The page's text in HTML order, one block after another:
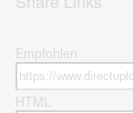
Empfohlen
HTML